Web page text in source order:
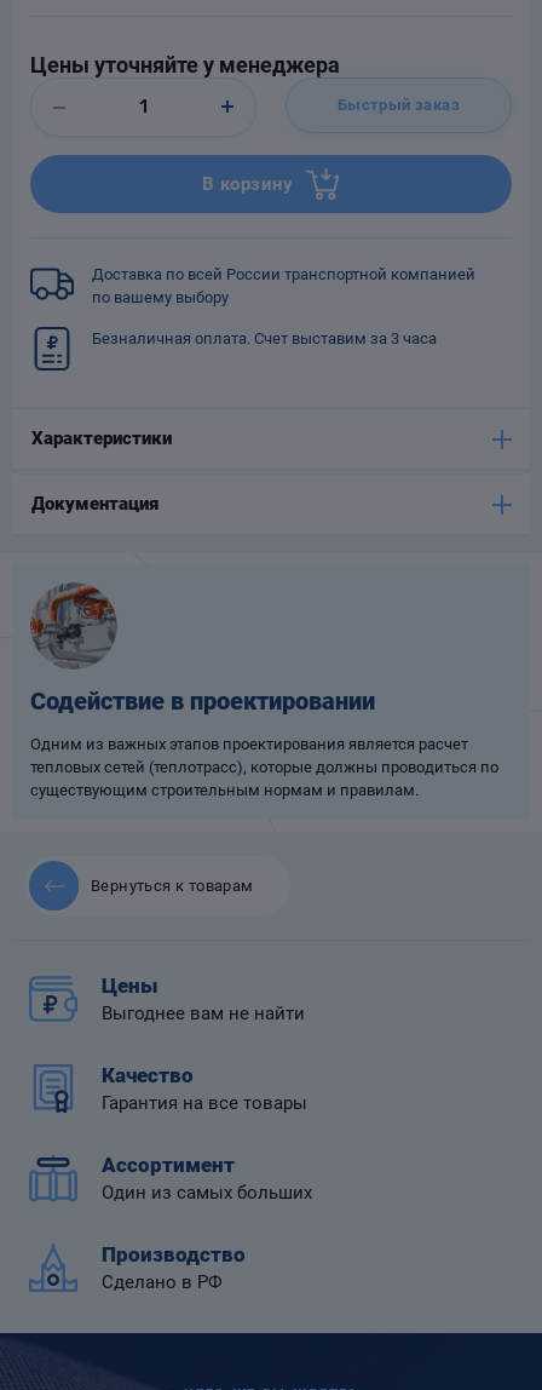
Цены уточняйте у менеджера
Быстрый заказ
В корзину
Доставка по всей России транспортной компанией
по вашему выбору
Безналичная оплата. Счет выставим за 3 часа
Характеристики
Документация
Содействие в проектировании
Одним из важных этапов проектирования является расчет
тепловых сетей (теплотрасс), которые должны проводиться по
существующим строительным нормам и правилам.
Вернуться к товарам
Цены
Выгоднее вам не найти
Качество
Гарантия на все товары
Ассортимент
Один из самых больших
Производство
Сделано в РФ
стальные
Фильтры для
трубопроводов
Хомуты для труб